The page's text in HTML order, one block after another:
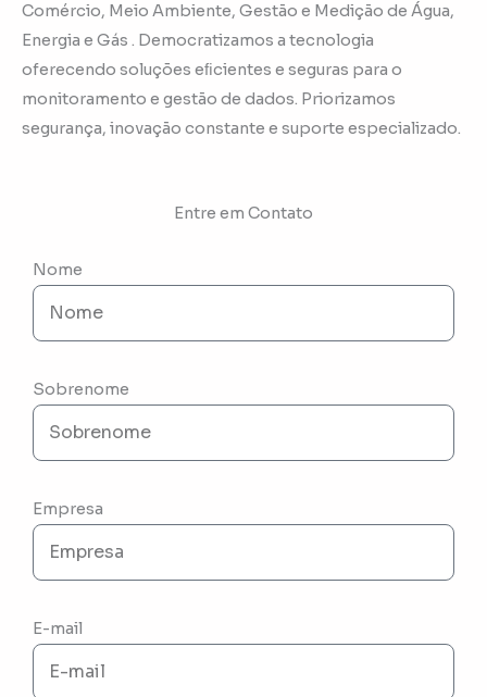
Comércio, Meio Ambiente, Gestão e Medição de Água,
Energia e Gás . Democratizamos a tecnologia
oferecendo soluções eﬁcientes e seguras para o
monitoramento e gestão de dados. Priorizamos
segurança, inovação constante e suporte especializado.
Entre em Contato
Nome
Sobrenome
Empresa
E-mail